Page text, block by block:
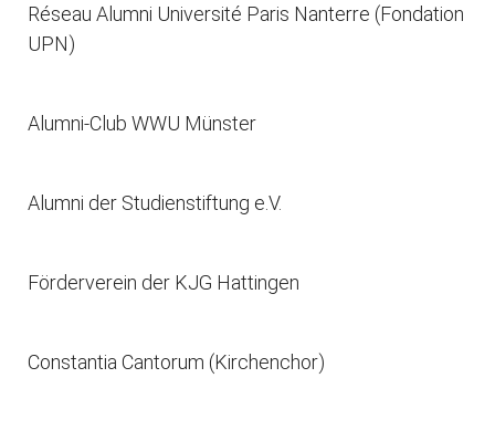
Réseau Alumni Université Paris Nanterre (Fondation
UPN)
Alumni-Club WWU Münster
Alumni der Studienstiftung e.V.
Förderverein der KJG Hattingen
Constantia Cantorum (Kirchenchor)